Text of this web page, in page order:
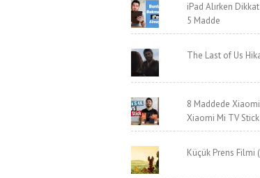
iPad Alırken
5 Madde
The Last of Us
8 Maddede
Xiaomi Mi TV
Küçük Prens Filmi